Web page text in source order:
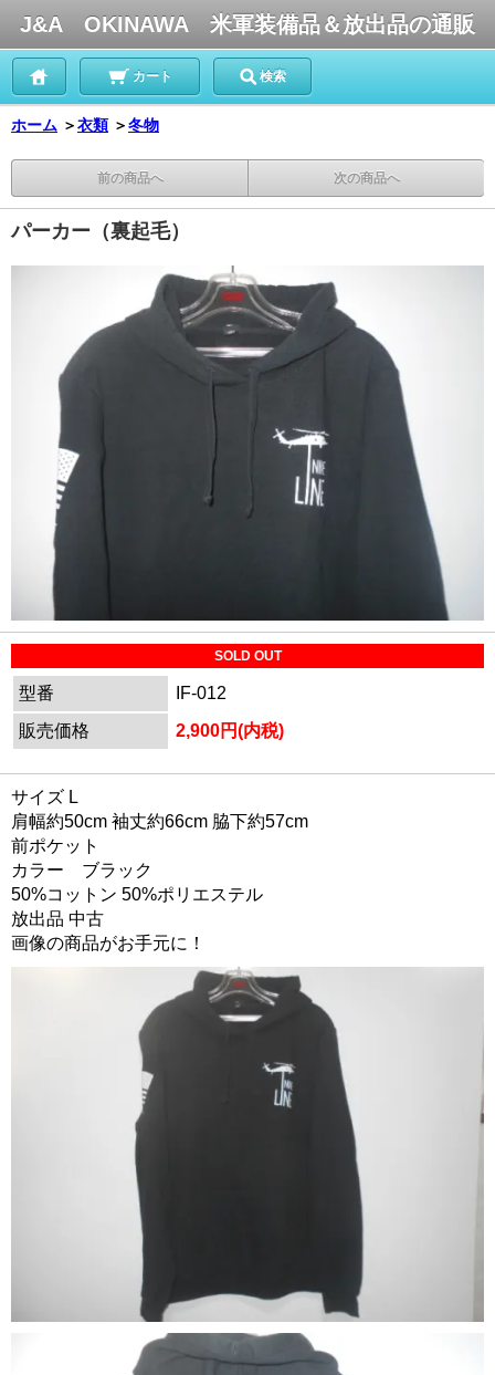
J&A OKINAWA 米軍装備品＆放出品の通販
カート 検索
ホーム ＞衣類 ＞冬物
前の商品へ 次の商品へ
パーカー（裏起毛）
SOLD OUT
型番
IF-012
販売価格
2,900円(内税)
サイズ L
肩幅約50cm 袖丈約66cm 脇下約57cm
前ポケット
カラー ブラック
50%コットン 50%ポリエステル
放出品 中古
画像の商品がお手元に！